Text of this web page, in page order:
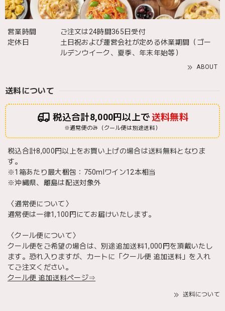
営業時間
ご注文は24時間365日受付
定休日
土日祝および運営会社が定める休業期間（ゴー
ルデンウイーク、夏季、年末年始等）
ABOUT
送料について
税込合計8,000円以上で送料無料
※通常便のみ（クール便は別途送料）
税込合計8,000円以上をお買い上げの場合は送料無料となりま
す。
※1箱あたり最大梱包：750mlワイン12本相当
※沖縄県、離島は配送対象外
〈通常便について〉
通常便は一律1,100円にてお届けいたします。
〈クール便について〉
クール便をご希望の場合は、別途追加送料1,000円を頂戴いたし
ます。恐れ入りますが、カートに「クール便 追加送料」を入れ
てご注文ください。
クール便 追加送料ページ⇒
送料について